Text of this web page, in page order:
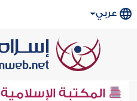
عربي
المكتبة الإسلامية